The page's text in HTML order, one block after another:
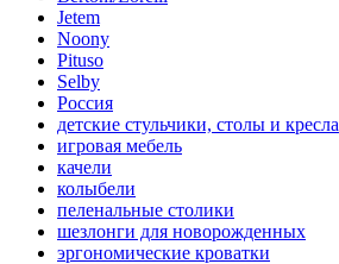
Jetem
Noony
Pituso
Selby
Россия
детские стульчики, столы и кресла
игровая мебель
качели
колыбели
пеленальные столики
шезлонги для новорожденных
эргономические кроватки